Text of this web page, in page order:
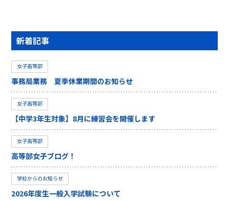
新着記事
女子高等部
事務局業務 夏季休業期間のお知らせ
女子高等部
【中学3年生対象】8月に練習会を開催します
女子高等部
高等部女子ブログ！
学校からのお知らせ
2026年度生一般入学試験について